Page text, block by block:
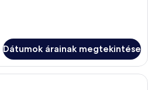
Dátumok árainak megtekintése